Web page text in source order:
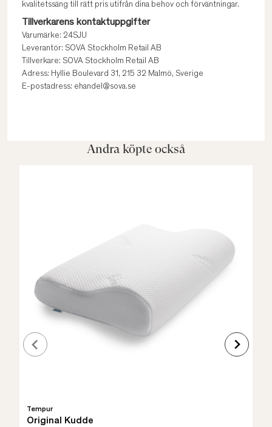
kvalitetssäng till rätt pris utifrån dina behov och förväntningar.
Tillverkarens kontaktuppgifter
Varumärke: 24SJU
Leverantör: SOVA Stockholm Retail AB
Tillverkare: SOVA Stockholm Retail AB
Adress: Hyllie Boulevard 31, 215 32 Malmö, Sverige
E-postadress: ehandel@sova.se
Andra köpte också
Tempur
Original Kudde